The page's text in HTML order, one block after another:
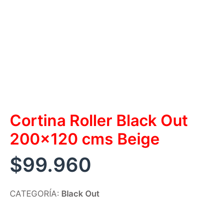
Cortina Roller Black Out
200×120 cms Beige
$99.960
CATEGORÍA: Black Out